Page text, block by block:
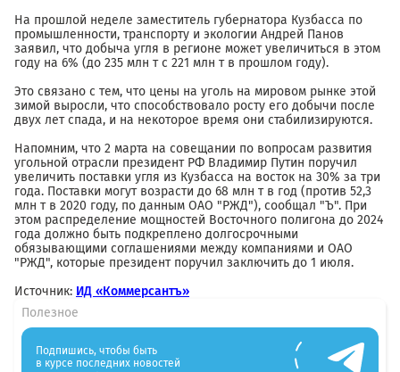
На прошлой неделе заместитель губернатора Кузбасса по
промышленности, транспорту и экологии Андрей Панов
заявил, что добыча угля в регионе может увеличиться в этом
году на 6% (до 235 млн т с 221 млн т в прошлом году).
Это связано с тем, что цены на уголь на мировом рынке этой
зимой выросли, что способствовало росту его добычи после
двух лет спада, и на некоторое время они стабилизируются.
Напомним, что 2 марта на совещании по вопросам развития
угольной отрасли президент РФ Владимир Путин поручил
увеличить поставки угля из Кузбасса на восток на 30% за три
года. Поставки могут возрасти до 68 млн т в год (против 52,3
млн т в 2020 году, по данным ОАО "РЖД"), сообщал "Ъ". При
этом распределение мощностей Восточного полигона до 2024
года должно быть подкреплено долгосрочными
обязывающими соглашениями между компаниями и ОАО
"РЖД", которые президент поручил заключить до 1 июля.
Источник: ИД «Коммерсантъ»
Полезное
Подпишись, чтобы быть
в курсе последних новостей